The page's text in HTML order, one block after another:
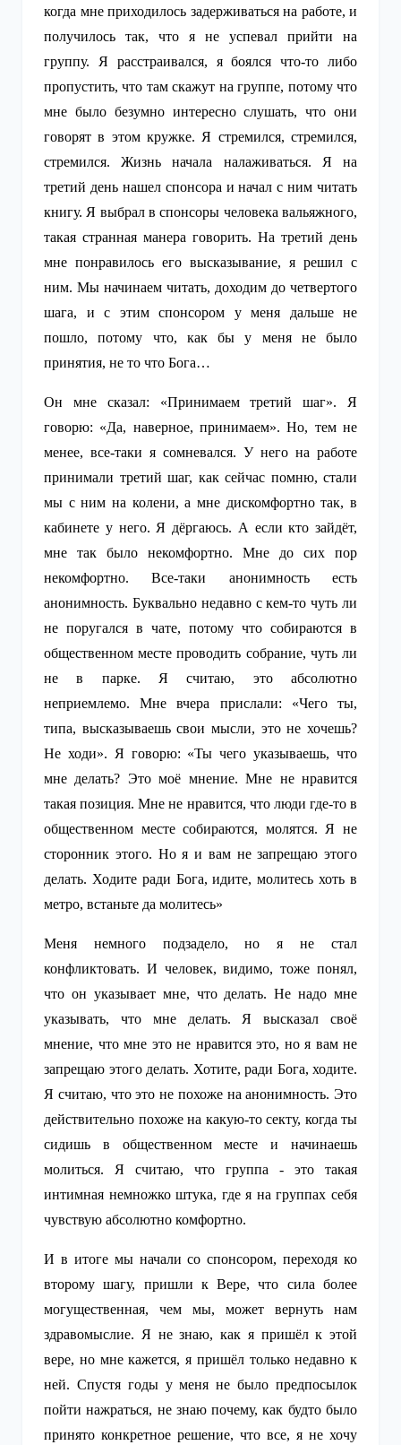
когда мне приходилось задерживаться на работе, и
получилось так, что я не успевал прийти на
группу. Я расстраивался, я боялся что-то либо
пропустить, что там скажут на группе, потому что
мне было безумно интересно слушать, что они
говорят в этом кружке. Я стремился, стремился,
стремился. Жизнь начала налаживаться. Я на
третий день нашел спонсора и начал с ним читать
книгу. Я выбрал в спонсоры человека вальяжного,
такая странная манера говорить. На третий день
мне понравилось его высказывание, я решил с
ним. Мы начинаем читать, доходим до четвертого
шага, и с этим спонсором у меня дальше не
пошло, потому что, как бы у меня не было
принятия, не то что Бога…
Он мне сказал: «Принимаем третий шаг». Я
говорю: «Да, наверное, принимаем». Но, тем не
менее, все-таки я сомневался. У него на работе
принимали третий шаг, как сейчас помню, стали
мы с ним на колени, а мне дискомфортно так, в
кабинете у него. Я дёргаюсь. А если кто зайдёт,
мне так было некомфортно. Мне до сих пор
некомфортно. Все-таки анонимность есть
анонимность. Буквально недавно с кем-то чуть ли
не поругался в чате, потому что собираются в
общественном месте проводить собрание, чуть ли
не в парке. Я считаю, это абсолютно
неприемлемо. Мне вчера прислали: «Чего ты,
типа, высказываешь свои мысли, это не хочешь?
Не ходи». Я говорю: «Ты чего указываешь, что
мне делать? Это моё мнение. Мне не нравится
такая позиция. Мне не нравится, что люди где-то в
общественном месте собираются, молятся. Я не
сторонник этого. Но я и вам не запрещаю этого
делать. Ходите ради Бога, идите, молитесь хоть в
метро, встаньте да молитесь»
Меня немного подзадело, но я не стал
конфликтовать. И человек, видимо, тоже понял,
что он указывает мне, что делать. Не надо мне
указывать, что мне делать. Я высказал своё
мнение, что мне это не нравится это, но я вам не
запрещаю этого делать. Хотите, ради Бога, ходите.
Я считаю, что это не похоже на анонимность. Это
действительно похоже на какую-то секту, когда ты
сидишь в общественном месте и начинаешь
молиться. Я считаю, что группа - это такая
интимная немножко штука, где я на группах себя
чувствую абсолютно комфортно.
И в итоге мы начали со спонсором, переходя ко
второму шагу, пришли к Вере, что сила более
могущественная, чем мы, может вернуть нам
здравомыслие. Я не знаю, как я пришёл к этой
вере, но мне кажется, я пришёл только недавно к
ней. Спустя годы у меня не было предпосылок
пойти нажраться, не знаю почему, как будто было
принято конкретное решение, что все, я не хочу